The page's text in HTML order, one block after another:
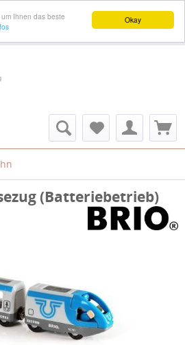
Okay
Ihnen das beste
(Batteriebetrieb)